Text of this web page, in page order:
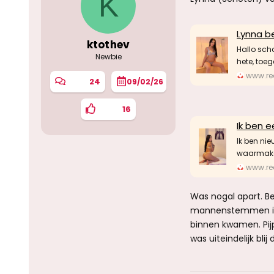
ktothev
Newbie
24 09/02/26
16
Lynna
Hallo
hete,
Ik ben
Ik ben
Was nogal apart.
mannenstemmen
binnen kwamen.
was uiteindelijk blij